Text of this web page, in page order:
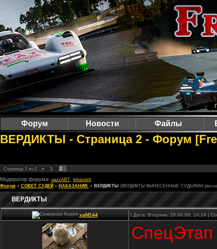
Форум Новости Файлы
ВЕРДИКТЫ - Страница 2 - Форум
Страница 2 из 2 « 1
2
Модератор форума: aazzART
lehaspirit
Форум » СОВЕТ СУДЕЙ » НАКАЗАНИЯ. » ВЕРДИКТЫ (ВЕРДИКТЫ ВЫНЕСЕННЫЕ СУДЬЯМИ (весна
ВЕРДИКТЫ
xaM144 | Дата: Вторник, 28.04.09, 14:24 |